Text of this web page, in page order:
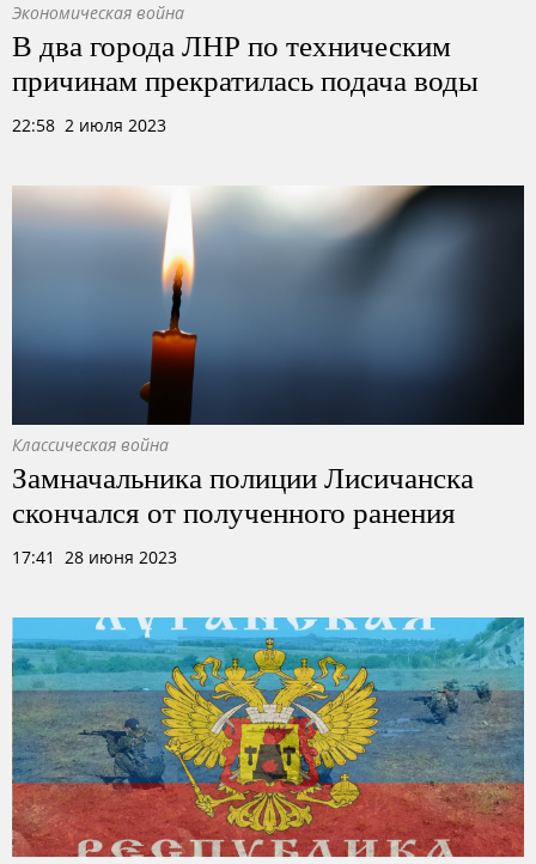
Экономическая война
В два города ЛНР по техническим
причинам прекратилась подача воды
22:58 2 июля 2023
Классическая война
Замначальника полиции Лисичанска
скончался от полученного ранения
17:41 28 июня 2023